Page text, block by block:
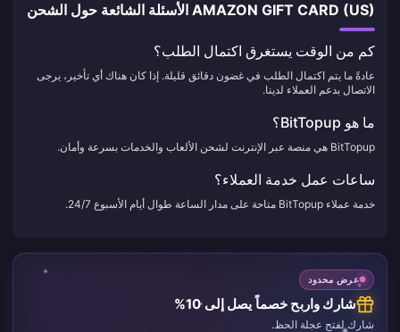
AMAZON GIFT CARD (US) الأسئلة الشائعة حول الشحن
كم من الوقت يستغرق اكتمال الطلب؟
عادةً ما يتم اكتمال الطلب في غضون دقائق قليلة. إذا كان هناك أي تأخير، يرجى
الاتصال بدعم العملاء لدينا.
ما هو BitTopup؟
BitTopup هي منصة عبر الإنترنت لشحن الألعاب والخدمات بسرعة وأمان.
ساعات عمل خدمة العملاء؟
خدمة عملاء BitTopup متاحة على مدار الساعة طوال أيام الأسبوع 24/7.
عرض محدود
شارك واربح خصماً يصل إلى 10%
شارك لفتح عجلة الحظ.